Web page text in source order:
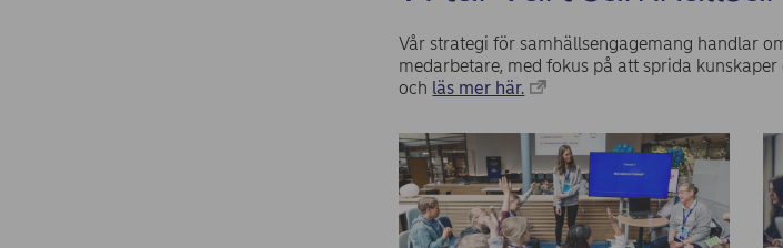
Vår strategi för samhällsengagemang handlar
medarbetare, med fokus på att sprida
och läs mer här.